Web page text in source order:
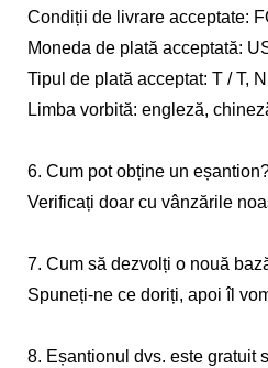
Condiții de livrare acceptate:
Moneda de plată acceptată:
Tipul de plată acceptat: T / T,
Limba vorbită: engleză,
6. Cum pot obține un
Verificați doar cu vânzările
7. Cum să dezvolți o nouă
Spuneți-ne ce doriți, apoi îl
8. Eșantionul dvs. este gratuit